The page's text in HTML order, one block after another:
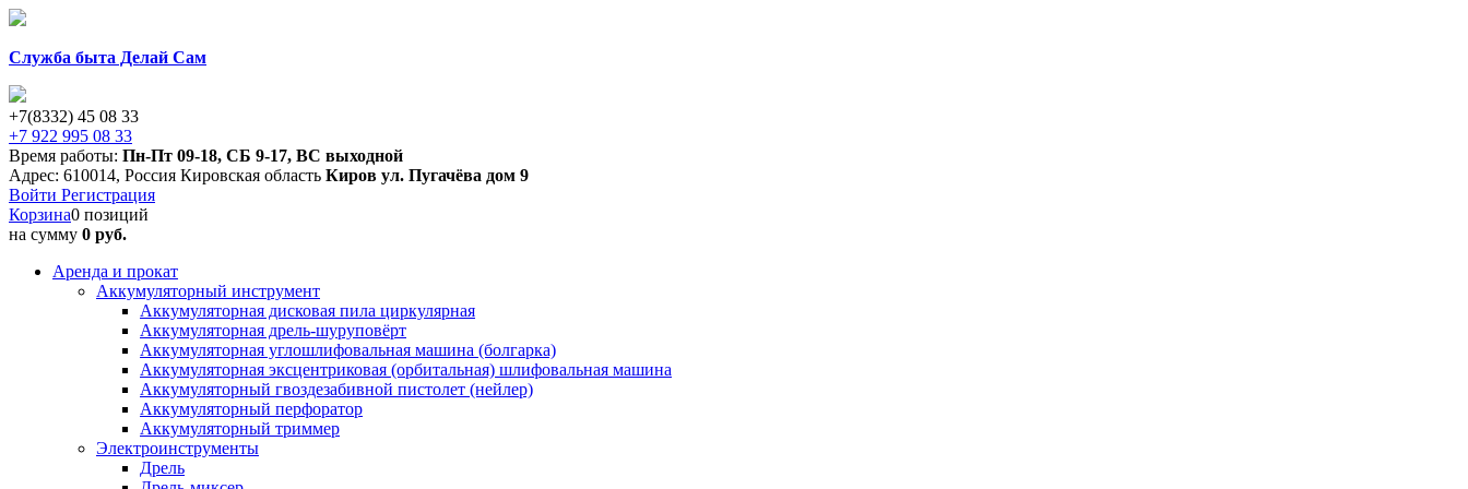
Служба быта Делай Сам
+7(8332) 45 08 33
+7 922 995 08 33
Время работы: Пн-Пт 09-18, СБ 9-17, ВС выходной
Адрес: 610014, Россия Кировская область Киров ул. Пугачёва дом 9
Войти Регистрация
Корзина0 позиций
на сумму 0 руб.
Аренда и прокат
Аккумуляторный инструмент
Аккумуляторная дисковая пила циркулярная
Аккумуляторная дрель-шуруповёрт
Аккумуляторная углошлифовальная машина (болгарка)
Аккумуляторная эксцентриковая (орбитальная) шлифовальная машина
Аккумуляторный гвоздезабивной пистолет (нейлер)
Аккумуляторный перфоратор
Аккумуляторный триммер
Электроинструменты
Дрель